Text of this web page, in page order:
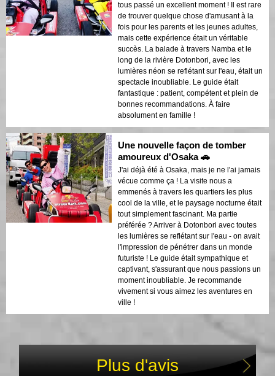
tous passé un excellent moment ! Il est rare
de trouver quelque chose d'amusant à la
fois pour les parents et les jeunes adultes,
mais cette expérience était un véritable
succès. La balade à travers Namba et le
long de la rivière Dotonbori, avec les
lumières néon se reflétant sur l'eau, était un
spectacle inoubliable. Le guide était
fantastique : patient, compétent et plein de
bonnes recommandations. À faire
absolument en famille !
Une nouvelle façon de tomber
amoureux d'Osaka 🚗
J'ai déjà été à Osaka, mais je ne l'ai jamais
vécue comme ça ! La visite nous a
emmenés à travers les quartiers les plus
cool de la ville, et le paysage nocturne était
tout simplement fascinant. Ma partie
préférée ? Arriver à Dotonbori avec toutes
les lumières se reflétant sur l'eau - on avait
l'impression de pénétrer dans un monde
futuriste ! Le guide était sympathique et
captivant, s'assurant que nous passions un
moment inoubliable. Je recommande
vivement si vous aimez les aventures en
ville !
Plus d'avis